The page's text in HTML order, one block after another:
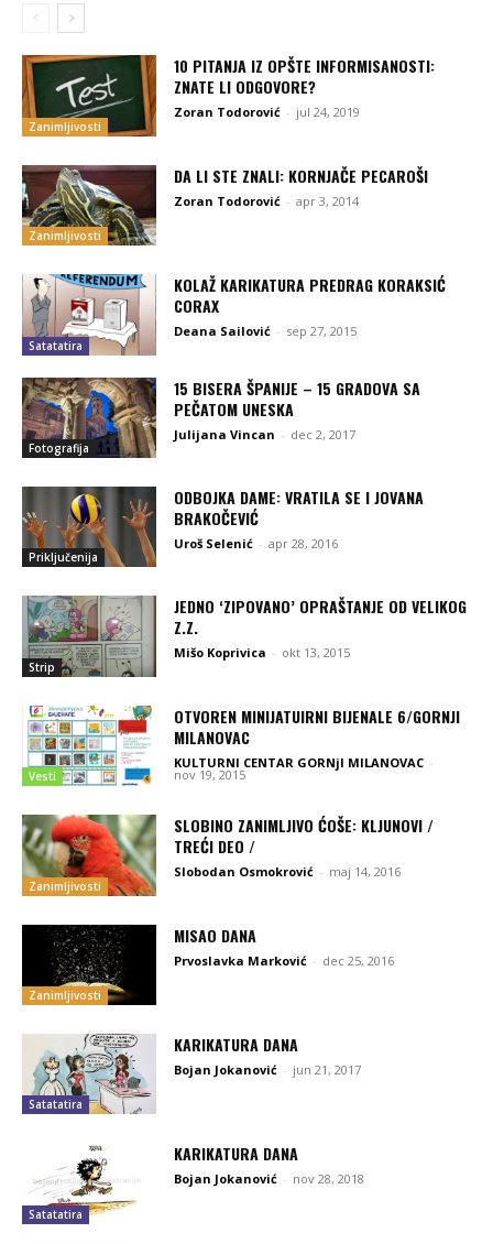
Zanimljivosti
10 PITANJA IZ OPŠTE INFORMISANOSTI:
ZNATE LI ODGOVORE?
Zoran Todorović - jul 24, 2019
Zanimljivosti
DA LI STE ZNALI: KORNJAČE PECAROŠI
Zoran Todorović - apr 3, 2014
Satatatira
KOLAŽ KARIKATURA PREDRAG KORAKSIĆ
CORAX
Deana Sailović - sep 27, 2015
Fotografija
15 BISERA ŠPANIJE – 15 GRADOVA SA
PEČATOM UNESKA
Julijana Vincan - dec 2, 2017
Priključenija
ODBOJKA DAME: VRATILA SE I JOVANA
BRAKOČEVIĆ
Uroš Selenić - apr 28, 2016
Strip
JEDNO ‘ZIPOVANO’ OPRAŠTANJE OD VELIKOG
Z.Z.
Mišo Koprivica - okt 13, 2015
Vesti
OTVOREN MINIJATUIRNI BIJENALE 6/GORNJI
MILANOVAC
KULTURNI CENTAR GORNjI MILANOVAC -
nov 19, 2015
Zanimljivosti
SLOBINO ZANIMLJIVO ĆOŠE: KLJUNOVI /
TREĆI DEO /
Slobodan Osmokrović - maj 14, 2016
Zanimljivosti
MISAO DANA
Prvoslavka Marković - dec 25, 2016
Satatatira
KARIKATURA DANA
Bojan Jokanović - jun 21, 2017
Satatatira
KARIKATURA DANA
Bojan Jokanović - nov 28, 2018